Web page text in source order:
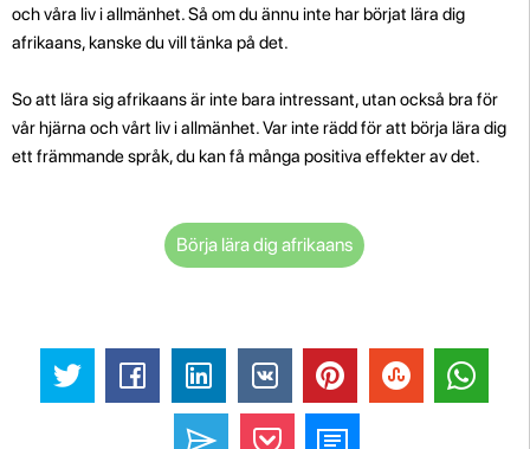
och våra liv i allmänhet. Så om du ännu inte har börjat lära dig
afrikaans, kanske du vill tänka på det.
So att lära sig afrikaans är inte bara intressant, utan också bra för
vår hjärna och vårt liv i allmänhet. Var inte rädd för att börja lära dig
ett främmande språk, du kan få många positiva effekter av det.
Börja lära dig afrikaans